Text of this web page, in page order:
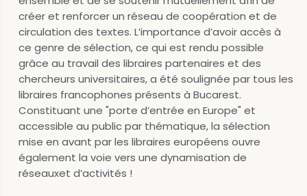
créer et renforcer un réseau de coopération et de
circulation des textes. L’importance d’avoir accès à
ce genre de sélection, ce qui est rendu possible
grâce au travail des libraires partenaires et des
chercheurs universitaires, a été soulignée par tous les
libraires francophones présents à Bucarest.
Constituant une "porte d’entrée en Europe" et
accessible au public par thématique, la sélection
mise en avant par les libraires européens ouvre
également la voie vers une dynamisation de
réseauxet d’activités !